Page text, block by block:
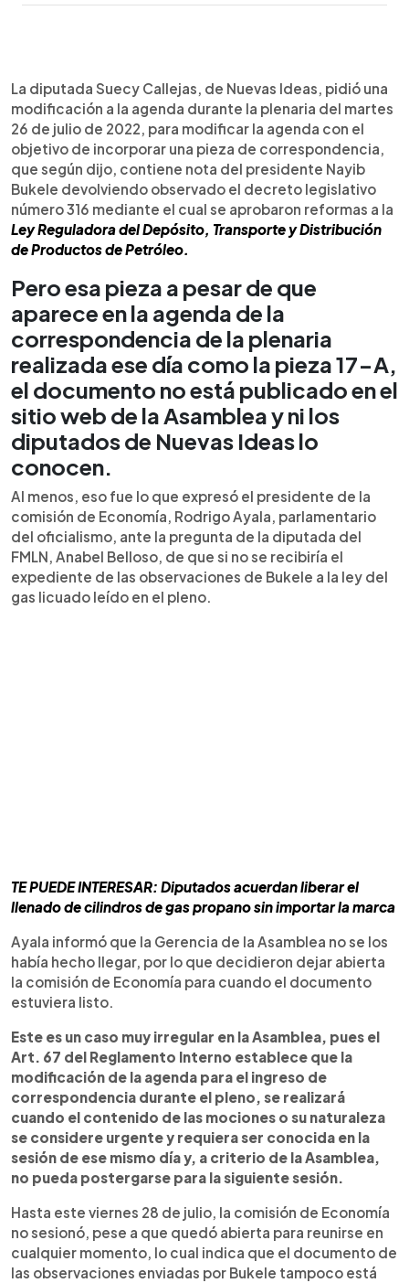
► Escuchar artículo
La diputada Suecy Callejas, de Nuevas Ideas, pidió una
modificación a la agenda durante la plenaria del martes
26 de julio de 2022, para modificar la agenda con el
objetivo de incorporar una pieza de correspondencia,
que según dijo, contiene nota del presidente Nayib
Bukele devolviendo observado el decreto legislativo
número 316 mediante el cual se aprobaron reformas a la
Ley Reguladora del Depósito, Transporte y Distribución
de Productos de Petróleo.
Pero esa pieza a pesar de que
aparece en la agenda de la
correspondencia de la plenaria
realizada ese día como la pieza 17-A,
el documento no está publicado en el
sitio web de la Asamblea y ni los
diputados de Nuevas Ideas lo
conocen.
Al menos, eso fue lo que expresó el presidente de la
comisión de Economía, Rodrigo Ayala, parlamentario
del oficialismo, ante la pregunta de la diputada del
FMLN, Anabel Belloso, de que si no se recibiría el
expediente de las observaciones de Bukele a la ley del
gas licuado leído en el pleno.
TE PUEDE INTERESAR: Diputados acuerdan liberar el
llenado de cilindros de gas propano sin importar la marca
Ayala informó que la Gerencia de la Asamblea no se los
había hecho llegar, por lo que decidieron dejar abierta
la comisión de Economía para cuando el documento
estuviera listo.
Este es un caso muy irregular en la Asamblea, pues el
Art. 67 del Reglamento Interno establece que la
modificación de la agenda para el ingreso de
correspondencia durante el pleno, se realizará
cuando el contenido de las mociones o su naturaleza
se considere urgente y requiera ser conocida en la
sesión de ese mismo día y, a criterio de la Asamblea,
no pueda postergarse para la siguiente sesión.
Hasta este viernes 28 de julio, la comisión de Economía
no sesionó, pese a que quedó abierta para reunirse en
cualquier momento, lo cual indica que el documento de
las observaciones enviadas por Bukele tampoco está